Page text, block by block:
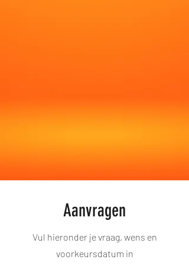
Aanvragen
Vul hieronder je vraag, wens en
voorkeursdatum in